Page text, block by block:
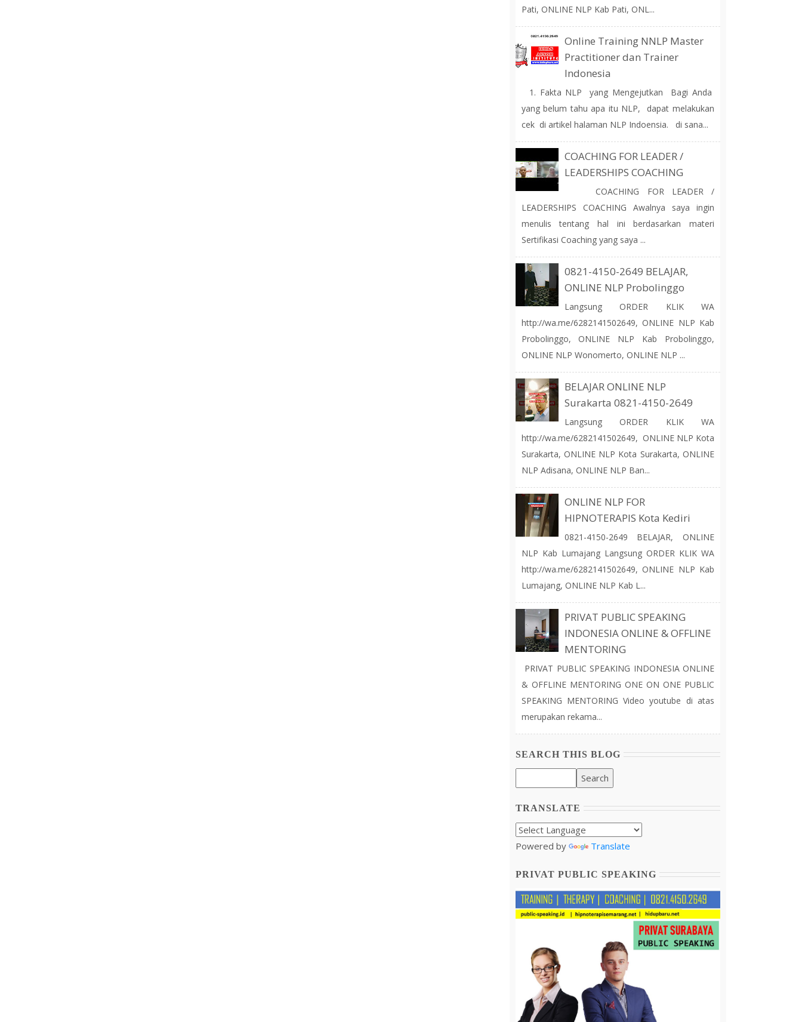
Pati, ONLINE NLP Kab Pati, ONL...
Online Training NNLP Master
Practitioner dan Trainer
Indonesia
1. Fakta NLP yang Mengejutkan Bagi Anda
yang belum tahu apa itu NLP, dapat melakukan
cek di artikel halaman NLP Indoensia. di sana...
COACHING FOR LEADER /
LEADERSHIPS COACHING
COACHING FOR LEADER /
LEADERSHIPS COACHING Awalnya saya ingin
menulis tentang hal ini berdasarkan materi
Sertifikasi Coaching yang saya ...
0821-4150-2649 BELAJAR,
ONLINE NLP Probolinggo
Langsung ORDER KLIK WA
http://wa.me/6282141502649, ONLINE NLP Kab
Probolinggo, ONLINE NLP Kab Probolinggo,
ONLINE NLP Wonomerto, ONLINE NLP ...
BELAJAR ONLINE NLP
Surakarta 0821-4150-2649
Langsung ORDER KLIK WA
http://wa.me/6282141502649, ONLINE NLP Kota
Surakarta, ONLINE NLP Kota Surakarta, ONLINE
NLP Adisana, ONLINE NLP Ban...
ONLINE NLP FOR
HIPNOTERAPIS Kota Kediri
0821-4150-2649 BELAJAR, ONLINE
NLP Kab Lumajang Langsung ORDER KLIK WA
http://wa.me/6282141502649, ONLINE NLP Kab
Lumajang, ONLINE NLP Kab L...
PRIVAT PUBLIC SPEAKING
INDONESIA ONLINE & OFFLINE
MENTORING
PRIVAT PUBLIC SPEAKING INDONESIA ONLINE
& OFFLINE MENTORING ONE ON ONE PUBLIC
SPEAKING MENTORING Video youtube di atas
merupakan rekama...
SEARCH THIS BLOG
TRANSLATE
Powered by Translate
PRIVAT PUBLIC SPEAKING